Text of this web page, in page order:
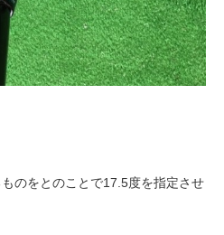
のをとのことで17.5度を指定させ